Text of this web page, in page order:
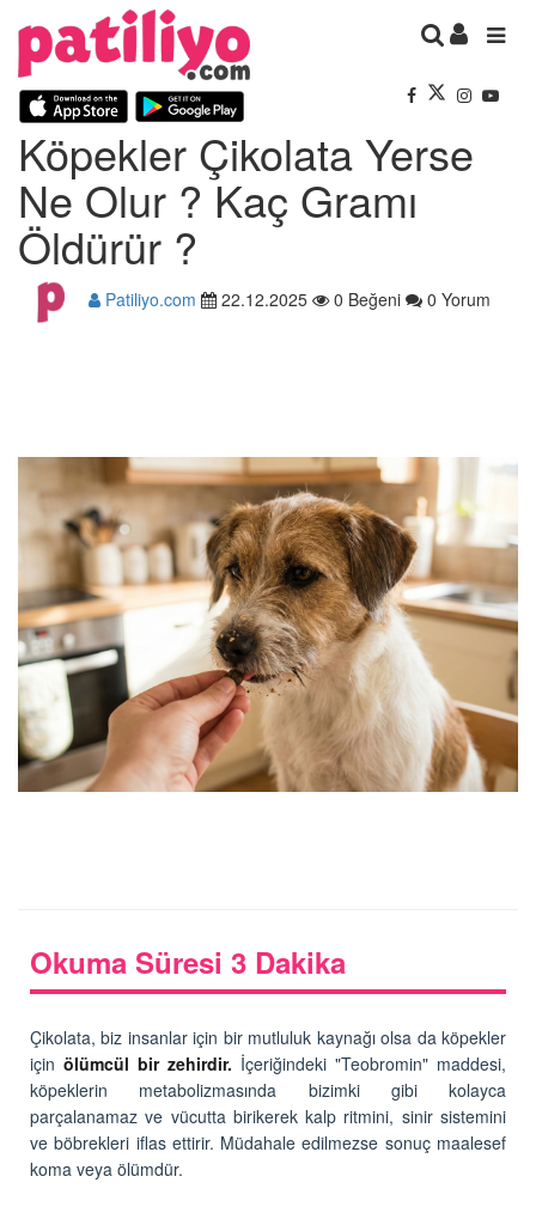
Köpekler Çikolata Yerse
Ne Olur ? Kaç Gramı
Öldürür ?
Patiliyo.com 22.12.2025 0 Beğeni 0 Yorum
Okuma Süresi 3 Dakika
Çikolata, biz insanlar için bir mutluluk kaynağı olsa da köpekler
için ölümcül bir zehirdir. İçeriğindeki "Teobromin" maddesi,
köpeklerin metabolizmasında bizimki gibi kolayca
parçalanamaz ve vücutta birikerek kalp ritmini, sinir sistemini
ve böbrekleri iflas ettirir. Müdahale edilmezse sonuç maalesef
koma veya ölümdür.